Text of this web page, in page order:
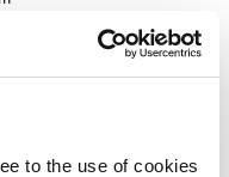
to the use of cookies
поруч неї
пахуче,